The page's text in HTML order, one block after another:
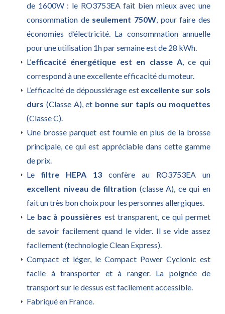
de 1600W : le RO3753EA fait bien mieux avec une
consommation de seulement 750W, pour faire des
économies d’électricité. La consommation annuelle
pour une utilisation 1h par semaine est de 28 kWh.
L’efficacité énergétique est en classe A, ce qui
correspond à une excellente efficacité du moteur.
L’efficacité de dépoussiérage est excellente sur sols
durs (Classe A), et bonne sur tapis ou moquettes
(Classe C).
Une brosse parquet est fournie en plus de la brosse
principale, ce qui est appréciable dans cette gamme
de prix.
Lefiltre HEPA 13 confère au RO3753EA un
excellent niveau de filtration (classe A), ce qui en
fait un très bon choix pour les personnes allergiques.
Le bac à poussières est transparent, ce qui permet
de savoir facilement quand le vider. Il se vide assez
facilement (technologie Clean Express).
Compact et léger, le Compact Power Cyclonic est
facile à transporter et à ranger. La poignée de
transport sur le dessus est facilement accessible.
Fabriqué en France.